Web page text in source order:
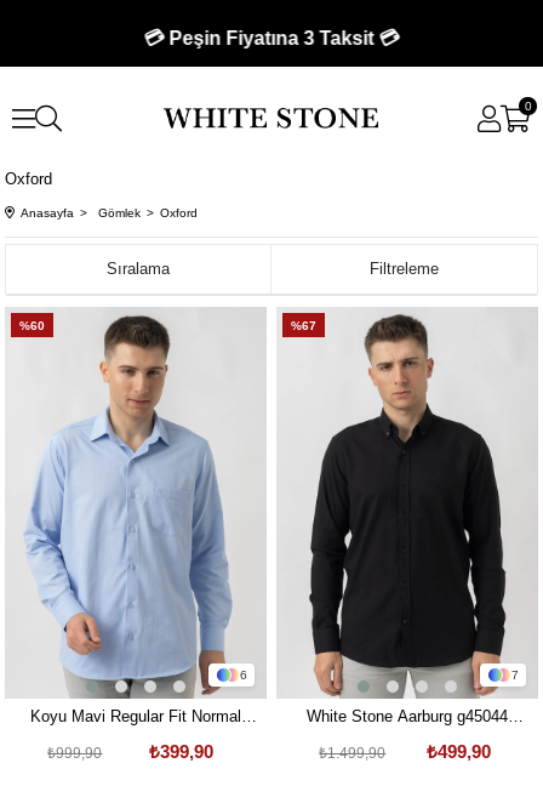
💳 Peşin Fiyatına 3 Taksit 💳
0
Oxford
Anasayfa Gömlek Oxford
Filtreleme
Sıralama
6
%60
Koyu Mavi Regular Fit Normal
Pamuklu Gömlek
₺399,90
₺999,90
7
%67
White Stone Aarburg g45044
Gömlek Siyah
₺499,90
₺1.499,90